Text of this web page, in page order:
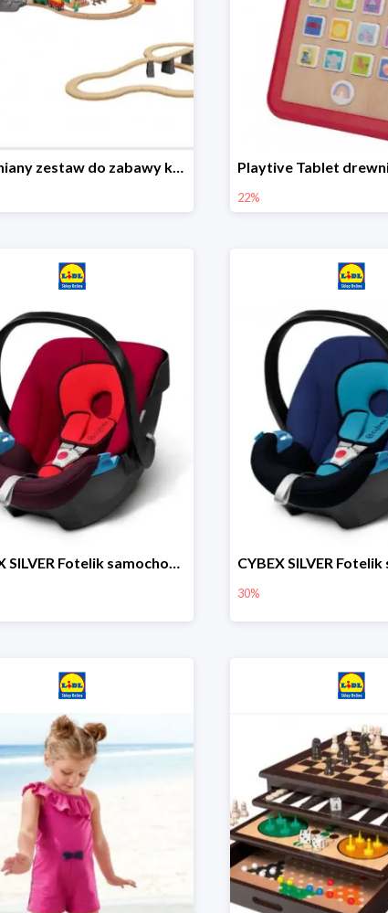
Drewniany zestaw do zabawy kolejką - farma i wiadukt
22%
CYBEX SILVER Fotelik samochodowy
30%